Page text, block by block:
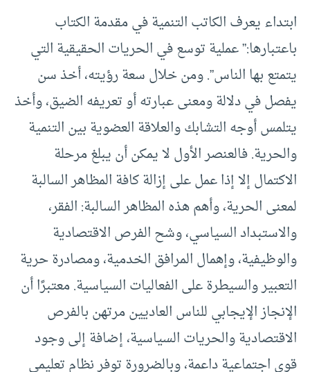
ابتداء يعرف الكاتب التنمية في مقدمة الكتاب
باعتبارها:” عملية توسع في الحريات الحقيقية التي
يتمتع بها الناس”. ومن خلال سعة رؤيته، أخذ سن
يفصل في دلالة ومعنى عبارته أو تعريفه الضيق، وأخذ
يتلمس أوجه التشابك والعلاقة العضوية بين التنمية
والحرية. فالعنصر الأول لا يمكن أن يبلغ مرحلة
الاكتمال إلا إذا عمل على إزالة كافة المظاهر السالبة
لمعنى الحرية، وأهم هذه المظاهر السالبة: الفقر،
والاستبداد السياسي، وشح الفرص الاقتصادية
والوظيفية، وإهمال المرافق الخدمية، ومصادرة حرية
التعبير والسيطرة على الفعاليات السياسية. معتبرًا أن
الإنجاز الإيجابي للناس العاديين مرتهن بالفرص
الاقتصادية والحريات السياسية، إضافة إلى وجود
قوى اجتماعية داعمة، وبالضرورة توفر نظام تعليمي